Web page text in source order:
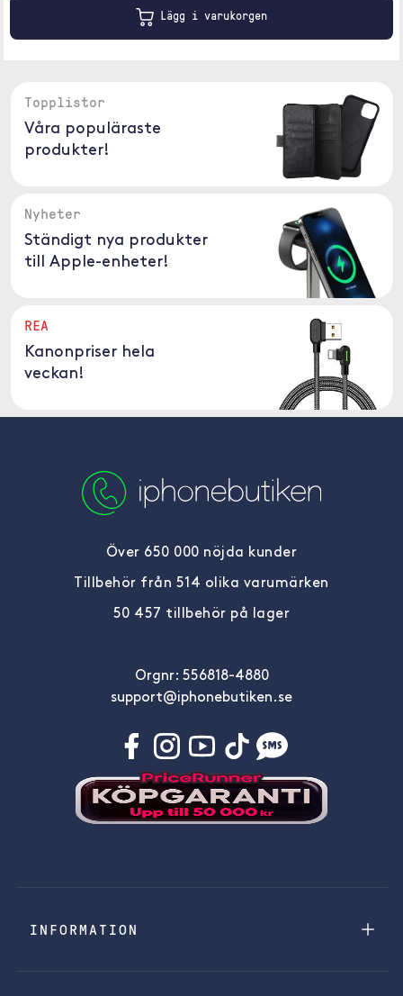
Lägg i varukorgen
Topplistor
Våra populäraste
produkter!
Nyheter
Ständigt nya produkter
till Apple-enheter!
REA
Kanonpriser hela
veckan!
Över 650 000 nöjda kunder
Tillbehör från 514 olika varumärken
50 457 tillbehör på lager
Orgnr: 556818-4880
support@iphonebutiken.se
INFORMATION